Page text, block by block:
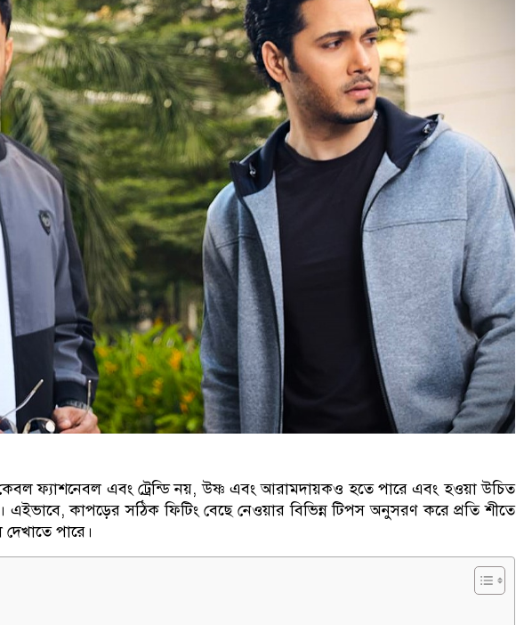
ফ্যাশনেবল এবং ট্রেন্ডি নয়, উষ্ণ এবং আরামদায়কও হতে পারে এবং হওয়া উচিত
কাপড়ের সঠিক ফিটিং বেছে নেওয়ার বিভিন্ন টিপস অনুসরণ করে প্রতি শীতে
পারে।